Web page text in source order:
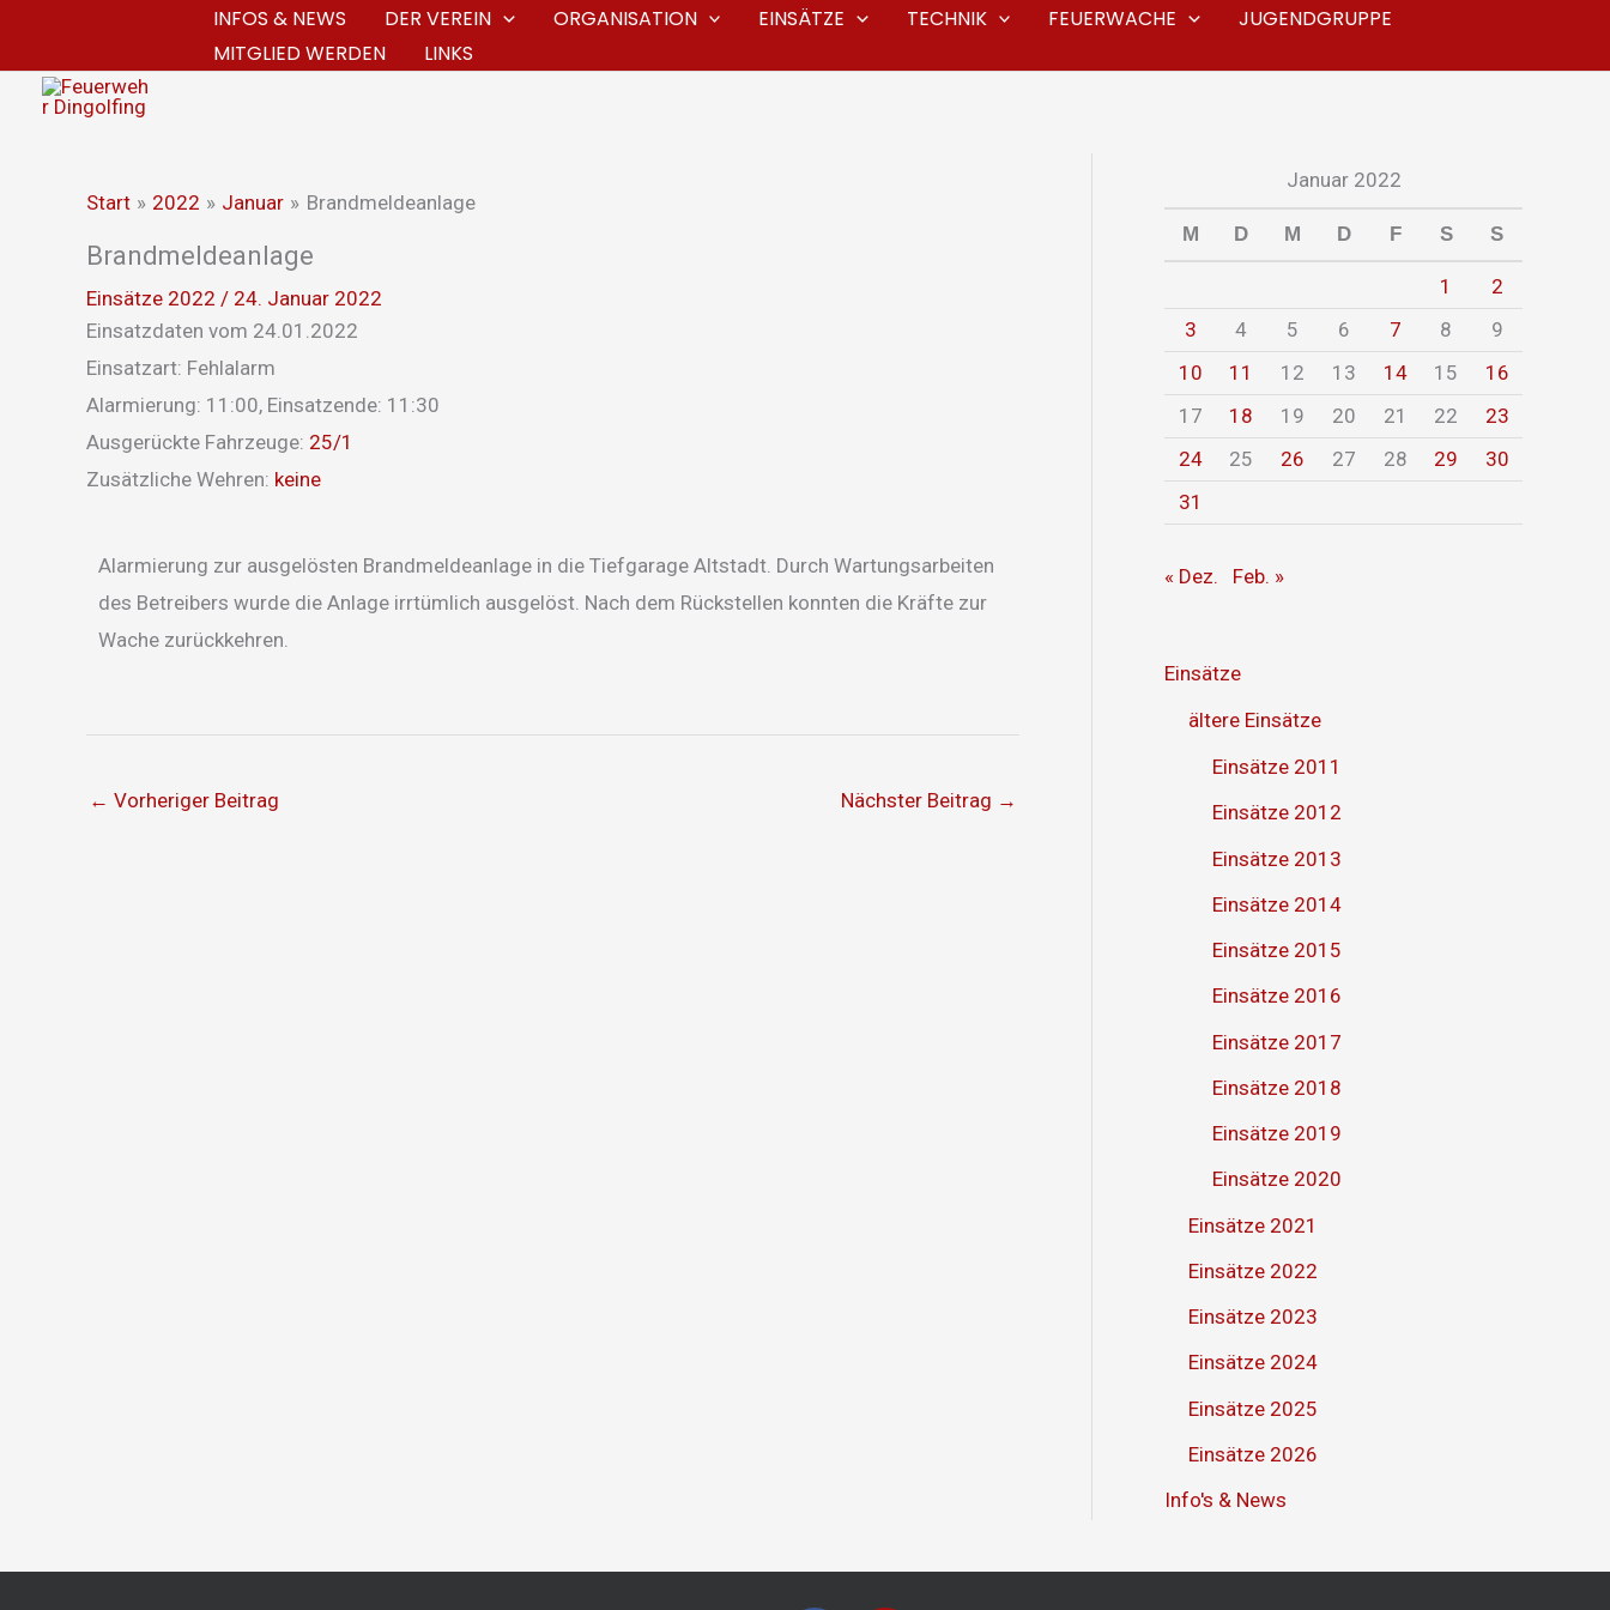
springen
INFOS & NEWS DER VEREIN ORGANISATION EINSÄTZE TECHNIK FEUERWACHE
JUGENDGRUPPE
MITGLIED WERDEN
LINKS
Start 2022 Januar Brandmeldeanlage
Brandmeldeanlage
Einsätze 2022 / 24. Januar 2022
Einsatzdaten vom 24.01.2022
Einsatzart: Fehlalarm
Alarmierung: 11:00, Einsatzende: 11:30
Ausgerückte Fahrzeuge: 25/1
Zusätzliche Wehren: keine
Alarmierung zur ausgelösten Brandmeldeanlage in die Tiefgarage Altstadt. Durch Wartungsarbeiten
des Betreibers wurde die Anlage irrtümlich ausgelöst. Nach dem Rückstellen konnten die Kräfte zur
Wache zurückkehren.
← Vorheriger Beitrag Nächster Beitrag →
Januar 2022
M D M D F S S
1
2
3
4 5 6 7 8
9
10
11 12 13 14 15
16
17
18 19 20 21 22
23
24
25 26 27 28 29
30
31
« Dez. Feb. »
Einsätze
ältere Einsätze
Einsätze 2011
Einsätze 2012
Einsätze 2013
Einsätze 2014
Einsätze 2015
Einsätze 2016
Einsätze 2017
Einsätze 2018
Einsätze 2019
Einsätze 2020
Einsätze 2021
Einsätze 2022
Einsätze 2023
Einsätze 2024
Einsätze 2025
Einsätze 2026
Info's & News